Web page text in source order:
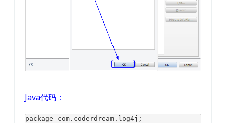
Java代码：
package com.coderdream.log4j;